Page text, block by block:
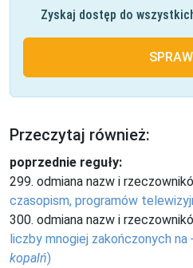
Zyskaj dostęp do
Przeczytaj również:
poprzednie reguły:
299. odmiana nazw i
czasopism, programów
300. odmiana nazw i
liczby mnogiej zakończonych na
kopalń)